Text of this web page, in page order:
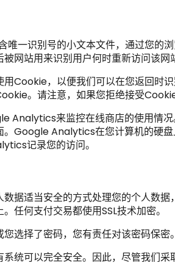
唯一识别号的小文本文件，通过您的
网站用来识别用户何时重新访问该网
用Cookie，以便我们可以在您返回时
。请注意，如果您拒绝接受
Analytics来监控在线商店的使用情
。Google Analytics在您计算机的硬
记录您的访问。
数据适当安全的方式处理您的个人数
任何支付交易都使用SSL技术加密。
选择了密码，您有责任对该密码保密。
统可以完全安全。因此，尽管我们